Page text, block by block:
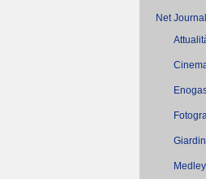
Net Journal
Medley